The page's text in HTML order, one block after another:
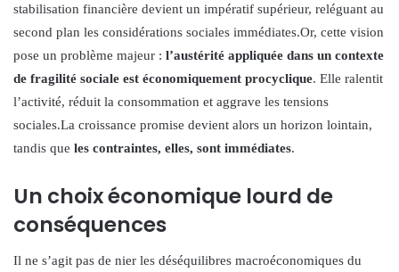
stabilisation financière devient un impératif supérieur, reléguant au
second plan les considérations sociales immédiates.Or, cette vision
pose un problème majeur : l’austérité appliquée dans un contexte
de fragilité sociale est économiquement procyclique. Elle ralentit
l’activité, réduit la consommation et aggrave les tensions
sociales.La croissance promise devient alors un horizon lointain,
tandis que les contraintes, elles, sont immédiates.
Un choix économique lourd de
conséquences
Il ne s’agit pas de nier les déséquilibres macroéconomiques du